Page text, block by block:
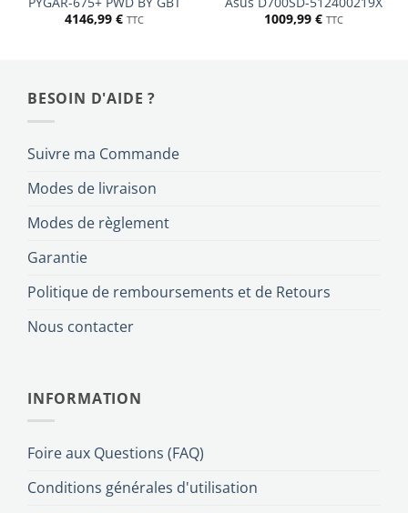
4146,99 € TTC
1009,99 € TTC
BESOIN D'AIDE ?
Suivre ma Commande
Modes de livraison
Modes de règlement
Garantie
Politique de remboursements et de Retours
Nous contacter
INFORMATION
Foire aux Questions (FAQ)
Conditions générales d'utilisation